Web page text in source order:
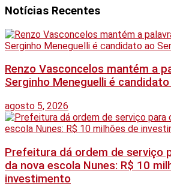
Notícias Recentes
Renzo Vasconcelos mantém a
Serginho Meneguelli é
agosto 5, 2026
Prefeitura dá ordem de serviço
da nova escola Nunes: R$ 10
investimento